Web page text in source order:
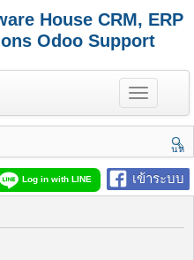
House CRM, ERP
Odoo Support
T
o
g
e
n
a
v
g
นห
า
เข้าระบบ
Log in with LINE